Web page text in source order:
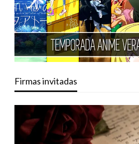
Firmas invitadas